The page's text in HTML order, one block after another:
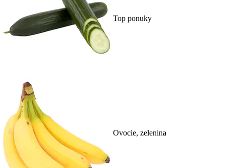
Top ponuky
Ovocie, zelenina